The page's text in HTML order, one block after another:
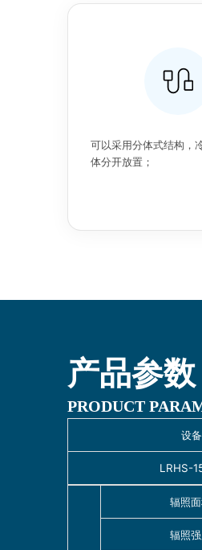
可以采用分体式结构，
体分开放置；
产品参数
PRODUCT
设
LRHS-
辐照
辐照